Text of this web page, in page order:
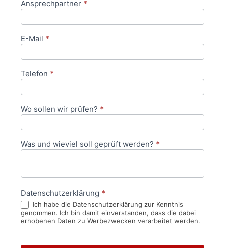
Ansprechpartner *
E-Mail *
Telefon *
Wo sollen wir prüfen? *
Was und wieviel soll geprüft werden? *
Datenschutzerklärung *
Ich habe die Datenschutzerklärung zur Kenntnis
genommen. Ich bin damit einverstanden, dass die dabei
erhobenen Daten zu Werbezwecken verarbeitet werden.